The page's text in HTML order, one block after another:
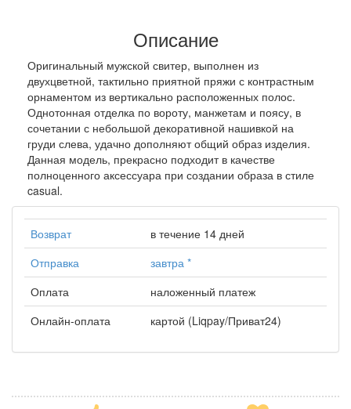
Описание
Оригинальный мужской свитер, выполнен из
двухцветной, тактильно приятной пряжи с контрастным
орнаментом из вертикально расположенных полос.
Однотонная отделка по вороту, манжетам и поясу, в
сочетании с небольшой декоративной нашивкой на
груди слева, удачно дополняют общий образ изделия.
Данная модель, прекрасно подходит в качестве
полноценного аксессуара при создании образа в стиле
casual.
Возврат
в течение 14 дней
Отправка
завтра *
Оплата
наложенный платеж
Онлайн-оплата
картой (Liqpay/Приват24)